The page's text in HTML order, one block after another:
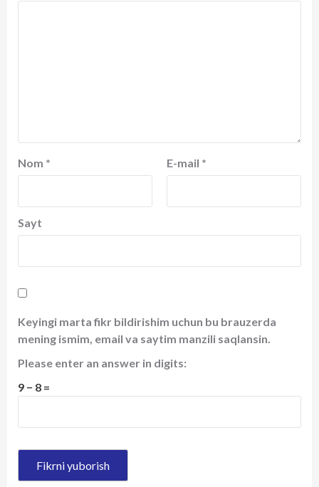
Nom * E-mail *
Sayt
Keyingi marta fikr bildirishim uchun bu brauzerda
mening ismim, email va saytim manzili saqlansin.
Please enter an answer in digits:
9 − 8 =